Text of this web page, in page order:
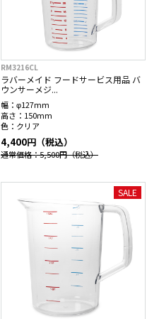
RM3216CL
ラバーメイド フードサービス用品 バ
ウンサーメジ...
幅： φ127mm
高さ： 150mm
色： クリア
4,400円（税込）
通常価格：5,500円（税込）
SALE